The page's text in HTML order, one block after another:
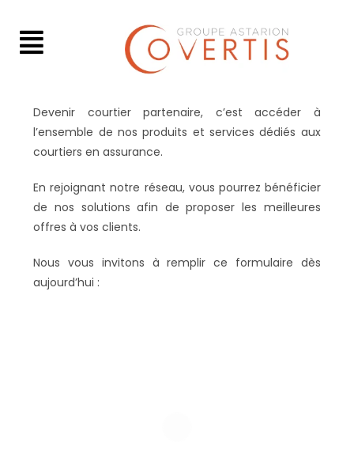
Devenir courtier partenaire, c’est accéder à
l’ensemble de nos produits et services dédiés aux
courtiers en assurance.
En rejoignant notre réseau, vous pourrez bénéficier
de nos solutions afin de proposer les meilleures
offres à vos clients.
Nous vous invitons à remplir ce formulaire dès
aujourd’hui :